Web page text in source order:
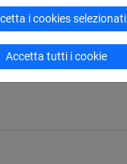
oriente
i cookies selezionati
Accetta tutti i cookie